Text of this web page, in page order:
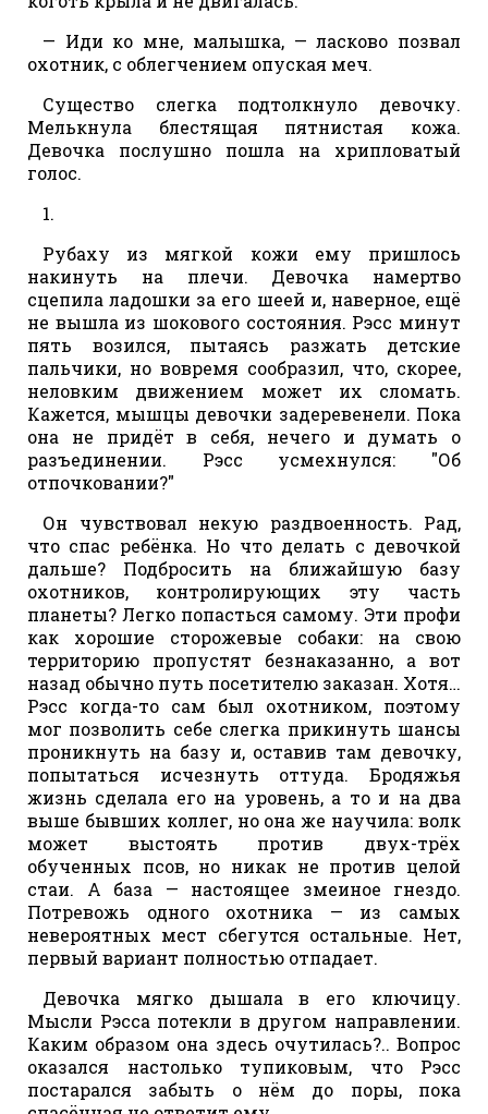
— Иди ко мне, малышка, — ласково позвал
охотник, с облегчением опуская меч.
Существо слегка подтолкнуло девочку.
Мелькнула блестящая пятнистая кожа.
Девочка послушно пошла на хрипловатый
голос.
1.
Рубаху из мягкой кожи ему пришлось
накинуть на плечи. Девочка намертво
сцепила ладошки за его шеей и, наверное, ещё
не вышла из шокового состояния. Рэсс минут
пять возился, пытаясь разжать детские
пальчики, но вовремя сообразил, что, скорее,
неловким движением может их сломать.
Кажется, мышцы девочки задеревенели. Пока
она не придёт в себя, нечего и думать о
разъединении. Рэсс усмехнулся: "Об
отпочковании?"
Он чувствовал некую раздвоенность. Рад,
что спас ребёнка. Но что делать с девочкой
дальше? Подбросить на ближайшую базу
охотников, контролирующих эту часть
планеты? Легко попасться самому. Эти профи
как хорошие сторожевые собаки: на свою
территорию пропустят безнаказанно, а вот
назад обычно путь посетителю заказан. Хотя…
Рэсс когда-то сам был охотником, поэтому
мог позволить себе слегка прикинуть шансы
проникнуть на базу и, оставив там девочку,
попытаться исчезнуть оттуда. Бродяжья
жизнь сделала его на уровень, а то и на два
выше бывших коллег, но она же научила: волк
может выстоять против двух-трёх
обученных псов, но никак не против целой
стаи. А база — настоящее змеиное гнездо.
Потревожь одного охотника — из самых
невероятных мест сбегутся остальные. Нет,
первый вариант полностью отпадает.
Девочка мягко дышала в его ключицу.
Мысли Рэсса потекли в другом направлении.
Каким образом она здесь очутилась?.. Вопрос
оказался настолько тупиковым, что Рэсс
постарался забыть о нём до поры, пока